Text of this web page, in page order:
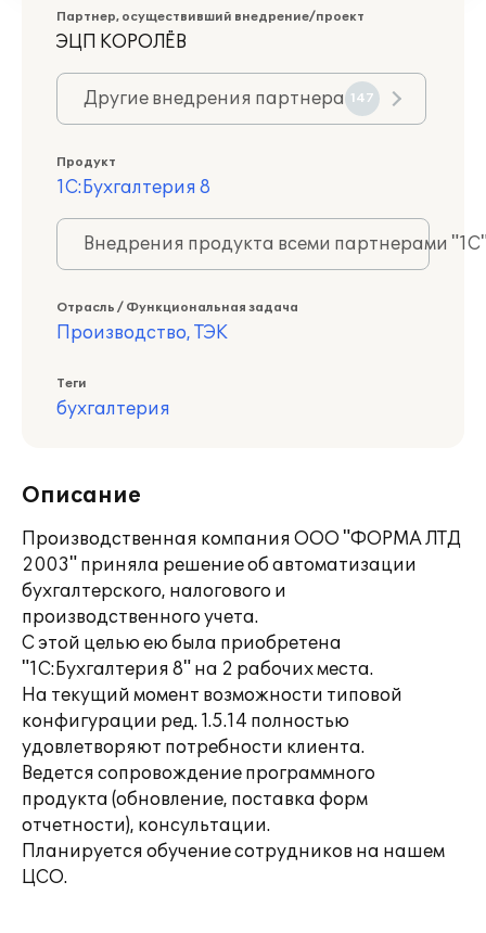
Партнер, осуществивший внедрение/проект
ЭЦП КОРОЛЁВ
Другие внедрения партнера 147
Продукт
1С:Бухгалтерия 8
Внедрения продукта всеми партнерами
Отрасль / Функциональная задача
Производство, ТЭК
Теги
бухгалтерия
Описание
Производственная компания ООО "ФОРМА ЛТД
2003" приняла решение об автоматизации
бухгалтерского, налогового и
производственного учета.
С этой целью ею была приобретена
"1С:Бухгалтерия 8" на 2 рабочих места.
На текущий момент возможности типовой
конфигурации ред. 1.5.14 полностью
удовлетворяют потребности клиента.
Ведется сопровождение программного
продукта (обновление, поставка форм
отчетности), консультации.
Планируется обучение сотрудников на нашем
ЦСО.